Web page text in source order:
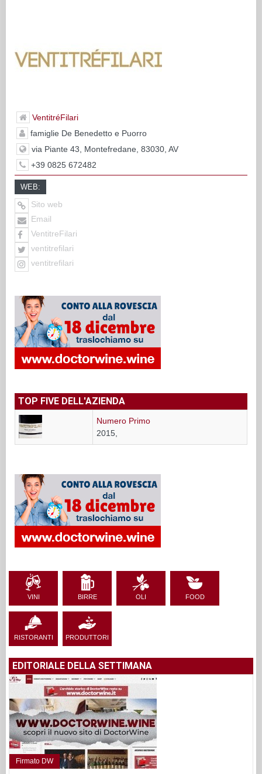
VentitréFilari
famiglie De Benedetto e Puorro
via Piante 43, Montefredane, 83030, AV
+39 0825 672482
WEB:
Sito web
Email
VentitreFilari
ventitrefilari
ventitrefilari
TOP FIVE DELL'AZIENDA
Numero Primo
2015,
VINI BIRRE OLI FOOD
RISTORANTI PRODUTTORI
EDITORIALE DELLA SETTIMANA
Firmato DW